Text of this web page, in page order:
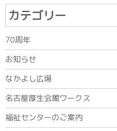
カテゴリー
70周年
お知らせ
なかよし広場
名古屋厚生会館ワークス
福祉センターのご案内